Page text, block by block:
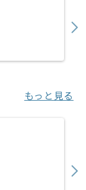
もっと見る